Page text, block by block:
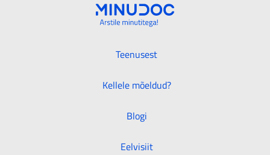
Teenusest
Kellele mõeldud?
Blogi
Eelvisiit